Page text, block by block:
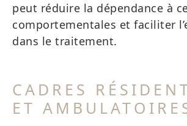
peut réduire la dépendance à
comportementales et faciliter
dans le traitement.
CADRES
ET